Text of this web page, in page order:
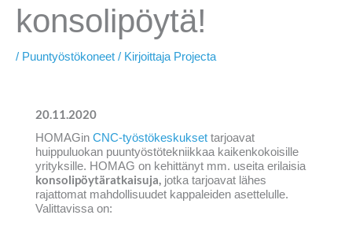
konsolipöytä!
/ Puuntyöstökoneet / Kirjoittaja Projecta
20.11.2020
HOMAGin CNC-työstökeskukset tarjoavat
huippuluokan puuntyöstötekniikkaa kaikenkokoisille
yrityksille. HOMAG on kehittänyt mm. useita erilaisia
konsolipöytäratkaisuja, jotka tarjoavat lähes
rajattomat mahdollisuudet kappaleiden asettelulle.
Valittavissa on: